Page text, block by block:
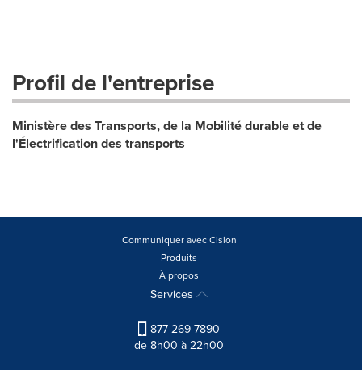
Profil de l'entreprise
Ministère des Transports, de la Mobilité durable et de
l'Électrification des transports
Communiquer avec Cision
Produits
À propos
Services
877-269-7890
de 8h00 à 22h00